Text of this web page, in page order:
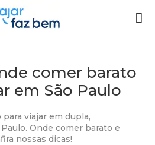
comer barato
em São Paulo
viajar em dupla,
Onde comer barato e
nossas dicas!